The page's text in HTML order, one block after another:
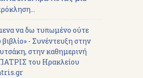
να δω τυπωμένο ούτε
- Συνέντευξη στην
στην καθημερινή
του Ηρακλείου